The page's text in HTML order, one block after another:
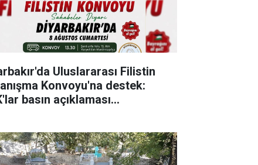
Uluslararası Filistin
Konvoyu'na destek:
basın açıklaması